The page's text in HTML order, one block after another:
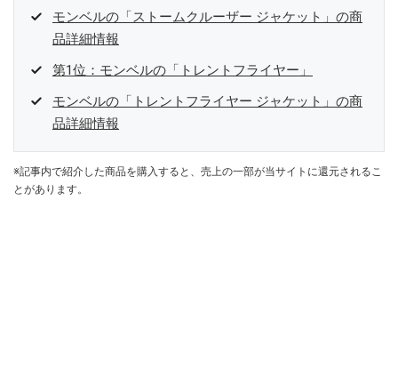
モンベルの「ストームクルーザー ジャケット」の商
品詳細情報
第1位：モンベルの「トレントフライヤー」
モンベルの「トレントフライヤー ジャケット」の商
品詳細情報
※記事内で紹介した商品を購入すると、売上の一部が当サイトに還元されるこ
とがあります。